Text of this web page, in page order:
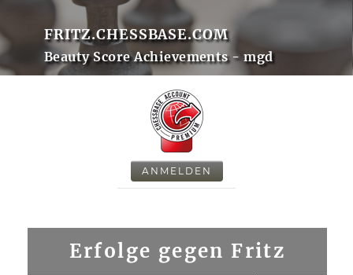
FRITZ.CHESSBASE.COM
Beauty Score Achievements - mgd
ANMELDEN
Erfolge gegen Fritz